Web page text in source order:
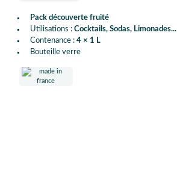
Pack découverte fruité
Utilisations : Cocktails, Sodas, Limonades...
Contenance : 4 × 1 L
Bouteille verre